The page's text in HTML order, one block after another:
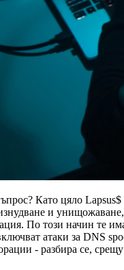
Като цяло
и
По този начин те
атаки за DNS
- разбира се,